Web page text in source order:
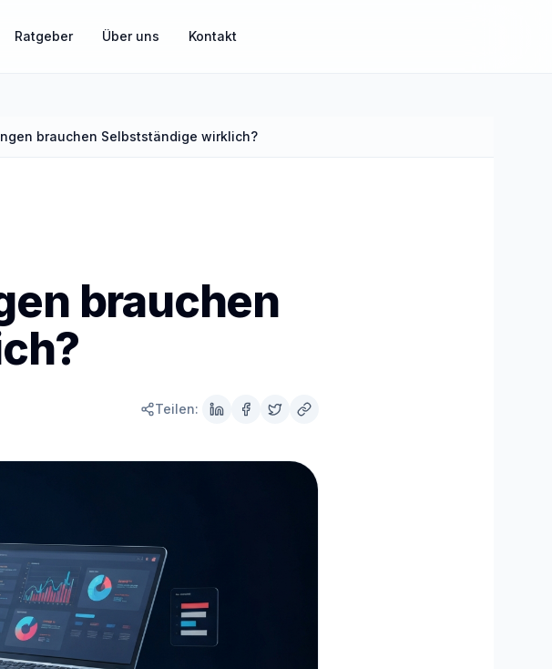
MisterPilot
Ratgeber Über uns Kontakt
brauchen Selbstständige wirklich?
brauchen
Teilen: